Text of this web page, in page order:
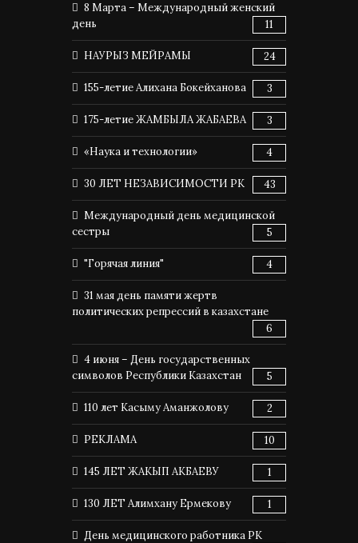
8 Марта – Международный женский
день
11
НАУРЫЗ МЕЙРАМЫ 24
155-летие Алихана Бокейханова 3
175-летие ЖАМБЫЛА ЖАБАЕВА 3
«Наука и технологии» 4
30 ЛЕТ НЕЗАВИСИМОСТИ РК 43
Международный день медицинской
сестры
5
"Горячая линия" 4
31 мая день памяти жертв
политических репрессий в казахстане
6
4 июня – День государственных
символов Республики Казахстан
5
110 лет Касыму Аманжолову 2
РЕКЛАМА 10
145 ЛЕТ ЖАКЫП АКБАЕВУ 1
130 ЛЕТ Алимхану Ермекову 1
День медицинского работника РК